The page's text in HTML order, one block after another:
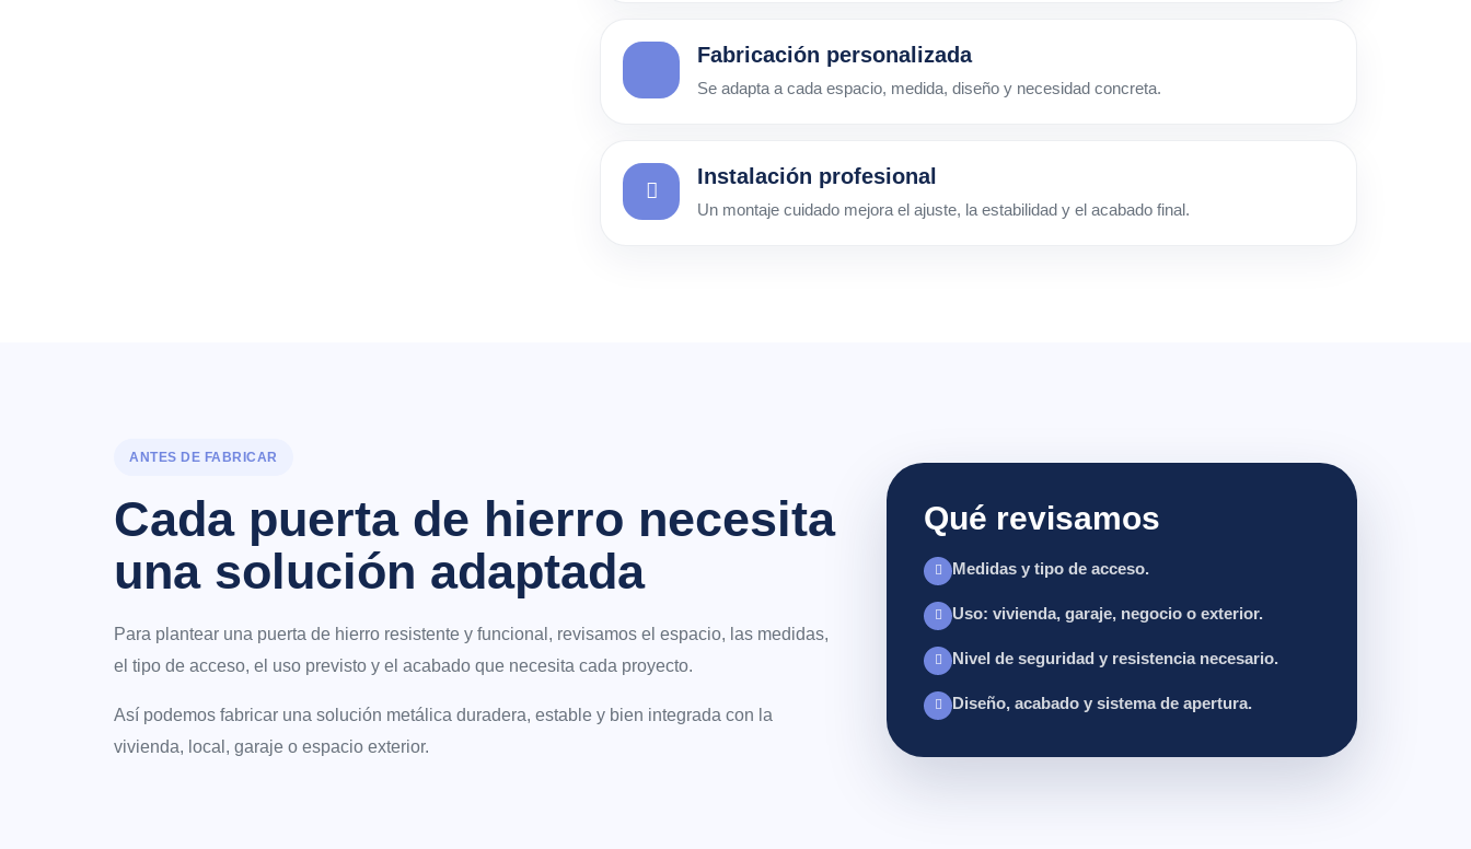
Fabricación personalizada
Se adapta a cada espacio, medida, diseño y necesidad concreta.
Instalación profesional
Un montaje cuidado mejora el ajuste, la estabilidad y el acabado final.
ANTES DE FABRICAR
Cada puerta de hierro necesita
una solución adaptada
Para plantear una puerta de hierro resistente y funcional, revisamos el espacio, las medidas,
el tipo de acceso, el uso previsto y el acabado que necesita cada proyecto.
Así podemos fabricar una solución metálica duradera, estable y bien integrada con la
vivienda, local, garaje o espacio exterior.
Qué revisamos
Medidas y tipo de acceso.
Uso: vivienda, garaje, negocio o exterior.
Nivel de seguridad y resistencia necesario.
Diseño, acabado y sistema de apertura.